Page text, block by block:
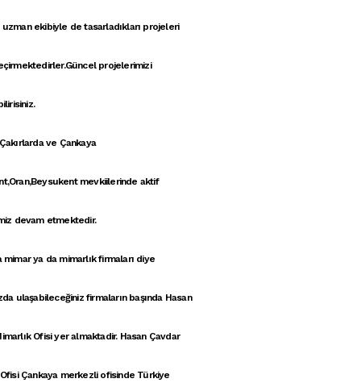
uzman ekibiyle de tasarladıkları projeleri
projelerimizi
ve Çankaya
mevkiilerinde aktif
devam etmektedir.
mimarya da mimarlık firmaları diye
ulaşabileceğiniz firmaların başında Hasan
Ofisiyer almaktadir. Hasan Çavdar
Çankayamerkezli ofisinde Türkiye